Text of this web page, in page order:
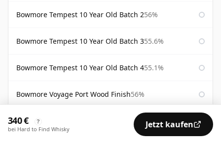
Bowmore Tempest 10 Year Old Batch 256%
Bowmore Tempest 10 Year Old Batch 355.6%
Bowmore Tempest 10 Year Old Batch 455.1%
Bowmore Voyage Port Wood Finish56%
Bw2 Elements of Islay
340 € ?
bei Hard to Find Whisky Jetzt kaufen